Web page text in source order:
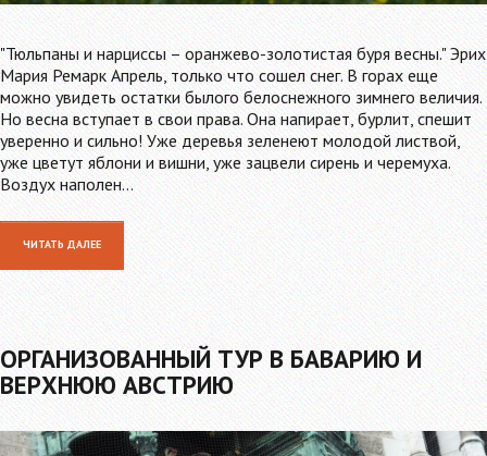
"Тюльпаны и нарциссы – оранжево-золотистая буря весны." Эрих
Мария Ремарк Апрель, только что сошел снег. В горах еще
можно увидеть остатки былого белоснежного зимнего величия.
Но весна вступает в свои права. Она напирает, бурлит, спешит
уверенно и сильно! Уже деревья зеленеют молодой листвой,
уже цветут яблони и вишни, уже зацвели сирень и черемуха.
Воздух наполен…
ЧИТАТЬ ДАЛЕЕ
ОРГАНИЗОВАННЫЙ ТУР В БАВАРИЮ И
ВЕРХНЮЮ АВСТРИЮ